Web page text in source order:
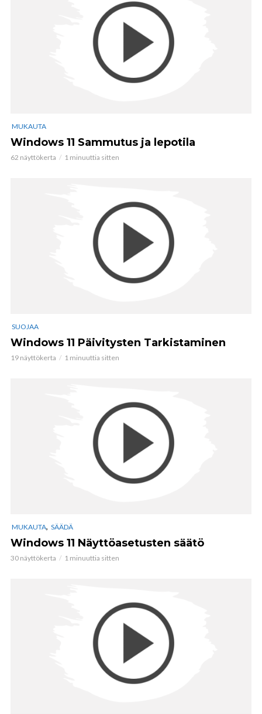
MUKAUTA
Windows 11 Sammutus ja lepotila
62 näyttökerta 1 minuuttia sitten
SUOJAA
Windows 11 Päivitysten Tarkistaminen
19 näyttökerta 1 minuuttia sitten
MUKAUTA, SÄÄDÄ
Windows 11 Näyttöasetusten säätö
30 näyttökerta 1 minuuttia sitten